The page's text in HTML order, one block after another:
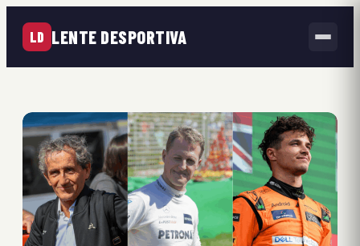
LD LENTE DESPORTIVA